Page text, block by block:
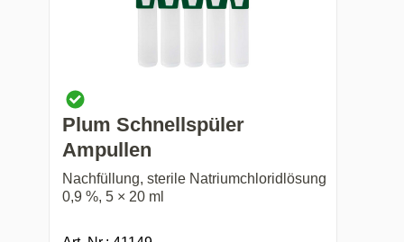
Plum Schnellspüler
Ampullen
Nachfüllung, sterile Natriumchloridlösung
0,9 %, 5 × 20 ml